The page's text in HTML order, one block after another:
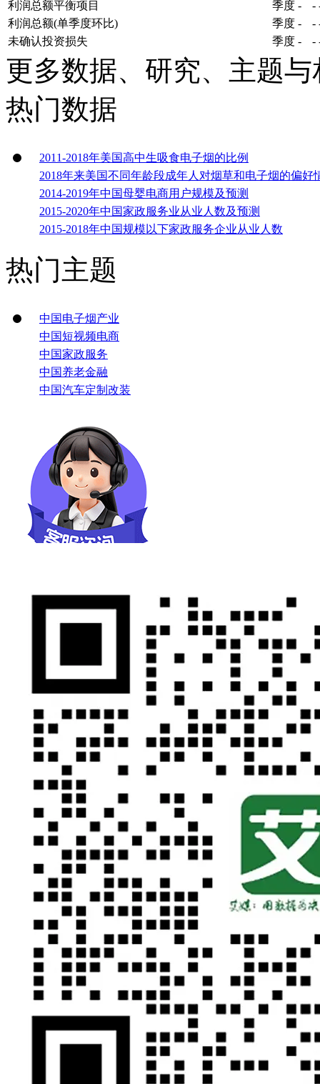
利润总额平衡项目
季度 - -
利润总额(单季度环比)
季度 - -
未确认投资损失
季度 - -
更多数据、研究、主题
热门数据
2011-2018年美国高中生吸食电子烟的比例
2018年来美国不同年龄段成年人对烟草和电子烟的偏好
2014-2019年中国母婴电商用户规模及预测
2015-2020年中国家政服务业从业人数及预测
2015-2018年中国规模以下家政服务企业从业人数
热门主题
中国电子烟产业
中国短视频电商
中国家政服务
中国养老金融
中国汽车定制改装